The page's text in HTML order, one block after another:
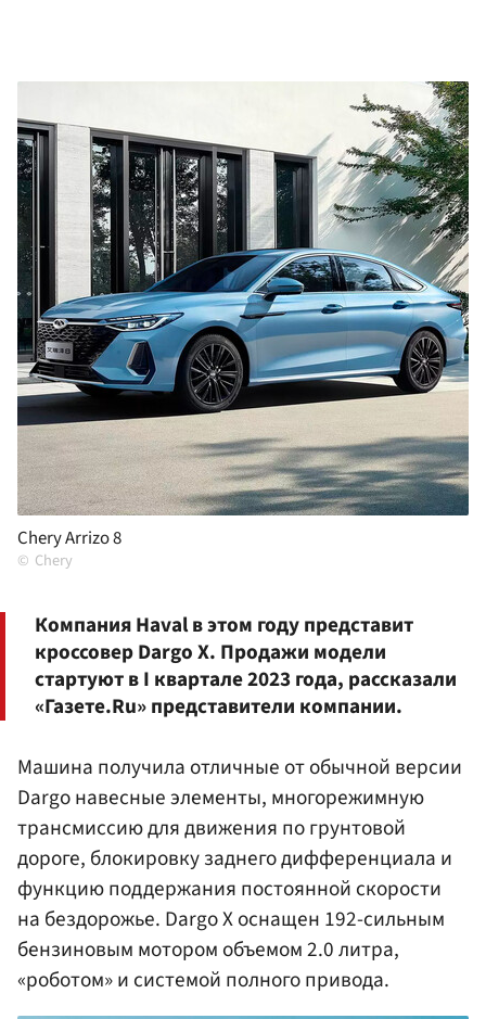
Chery Arrizo 8
Chery
Компания Haval в этом году представит
кроссовер Dargo X. Продажи модели
стартуют в I квартале 2023 года, рассказали
«Газете.Ru» представители компании.
Машина получила отличные от обычной версии
Dargo навесные элементы, многорежимную
трансмиссию для движения по грунтовой
дороге, блокировку заднего дифференциала и
функцию поддержания постоянной скорости
на бездорожье. Dargo X оснащен 192-сильным
бензиновым мотором объемом 2.0 литра,
«роботом» и системой полного привода.